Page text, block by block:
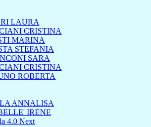
LAURA
CRISTINA
MARINA
STEFANIA
SARA
CRISTINA
ROBERTA
ANNALISA
IRENE
4.0 Next